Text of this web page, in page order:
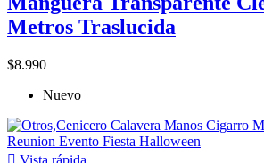
Metros Traslucida
$8.990
Nuevo